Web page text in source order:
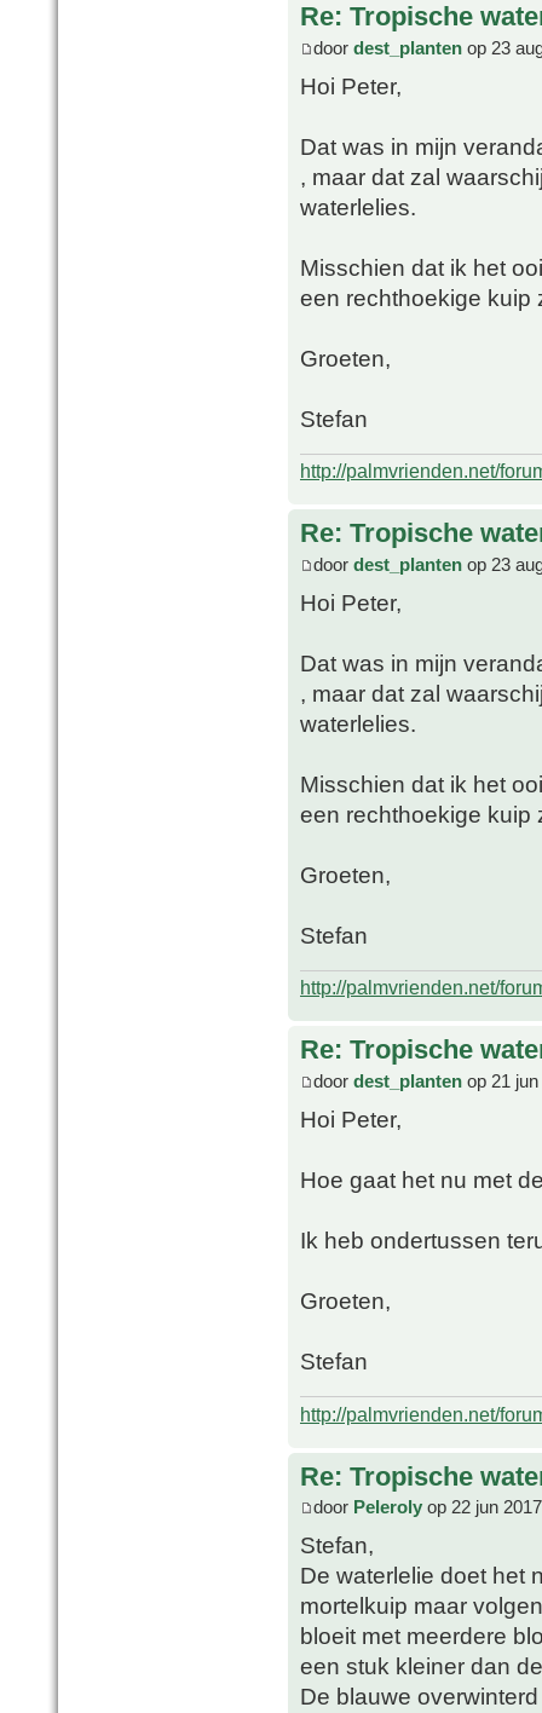
Re: Tropische
door dest_planten op 23
Hoi Peter,
Dat was in mijn
, maar dat zal
waterlelies.
Misschien dat ik het
een rechthoekige kuip
Groeten,
Stefan
http://palmvrienden.net/
Re: Tropische
door dest_planten op 23
Hoi Peter,
Dat was in mijn
, maar dat zal
waterlelies.
Misschien dat ik het
een rechthoekige kuip
Groeten,
Stefan
http://palmvrienden.net/
Re: Tropische
door dest_planten op 21
Hoi Peter,
Hoe gaat het nu met
Ik heb ondertussen
Groeten,
Stefan
http://palmvrienden.net/
Re: Tropische
door Peleroly op 22 jun
Stefan,
De waterlelie doet het
mortelkuip maar
bloeit met meerdere
een stuk kleiner dan
De blauwe